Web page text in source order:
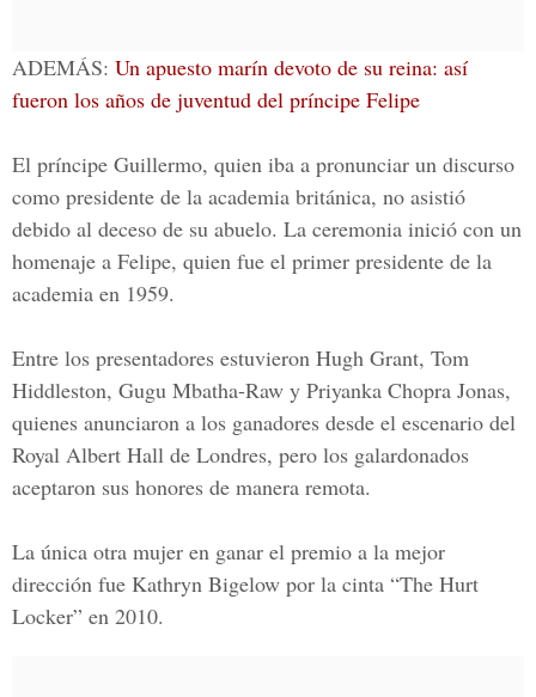
ADEMÁS: Un apuesto marín devoto de su reina: así
fueron los años de juventud del príncipe Felipe
El príncipe Guillermo, quien iba a pronunciar un discurso
como presidente de la academia británica, no asistió
debido al deceso de su abuelo. La ceremonia inició con un
homenaje a Felipe, quien fue el primer presidente de la
academia en 1959.
Entre los presentadores estuvieron Hugh Grant, Tom
Hiddleston, Gugu Mbatha-Raw y Priyanka Chopra Jonas,
quienes anunciaron a los ganadores desde el escenario del
Royal Albert Hall de Londres, pero los galardonados
aceptaron sus honores de manera remota.
La única otra mujer en ganar el premio a la mejor
dirección fue Kathryn Bigelow por la cinta “The Hurt
Locker” en 2010.